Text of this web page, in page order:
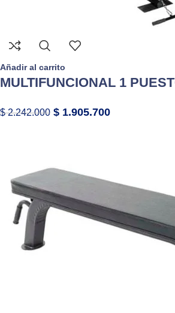
Añadir al carrito
MULTIFUNCIONAL 1
$2.242.000 $ 1.905.700